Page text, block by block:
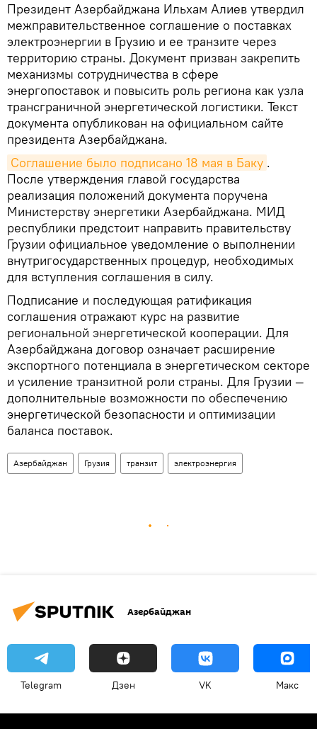
Президент Азербайджана Ильхам Алиев утвердил
межправительственное соглашение о поставках
электроэнергии в Грузию и ее транзите через
территорию страны. Документ призван закрепить
механизмы сотрудничества в сфере
энергопоставок и повысить роль региона как узла
трансграничной энергетической логистики. Текст
документа опубликован на официальном сайте
президента Азербайджана.
Соглашение было подписано 18 мая в Баку .
После утверждения главой государства
реализация положений документа поручена
Министерству энергетики Азербайджана. МИД
республики предстоит направить правительству
Грузии официальное уведомление о выполнении
внутригосударственных процедур, необходимых
для вступления соглашения в силу.
Подписание и последующая ратификация
соглашения отражают курс на развитие
региональной энергетической кооперации. Для
Азербайджана договор означает расширение
экспортного потенциала в энергетическом секторе
и усиление транзитной роли страны. Для Грузии —
дополнительные возможности по обеспечению
энергетической безопасности и оптимизации
баланса поставок.
Азербайджан Грузия транзит электроэнергия
Азербайджан
Telegram Дзен VK Макс